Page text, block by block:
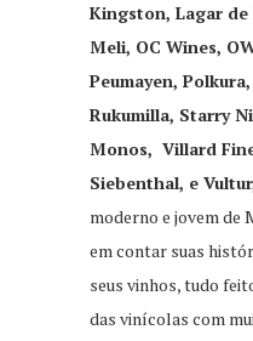
Kingston, Lagar de
Meli, OC Wines,
Peumayen,
Rukumilla, Starry
Monos, Villard
Siebenthal, e
moderno e jovem de
em contar suas
seus vinhos, tudo
das vinícolas com